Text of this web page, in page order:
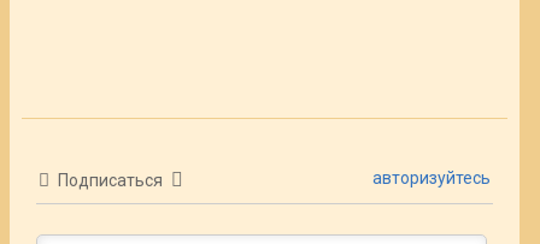
Подписаться авторизуйтесь